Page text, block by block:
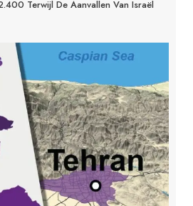
Terwijl De Aanvallen Van Israël